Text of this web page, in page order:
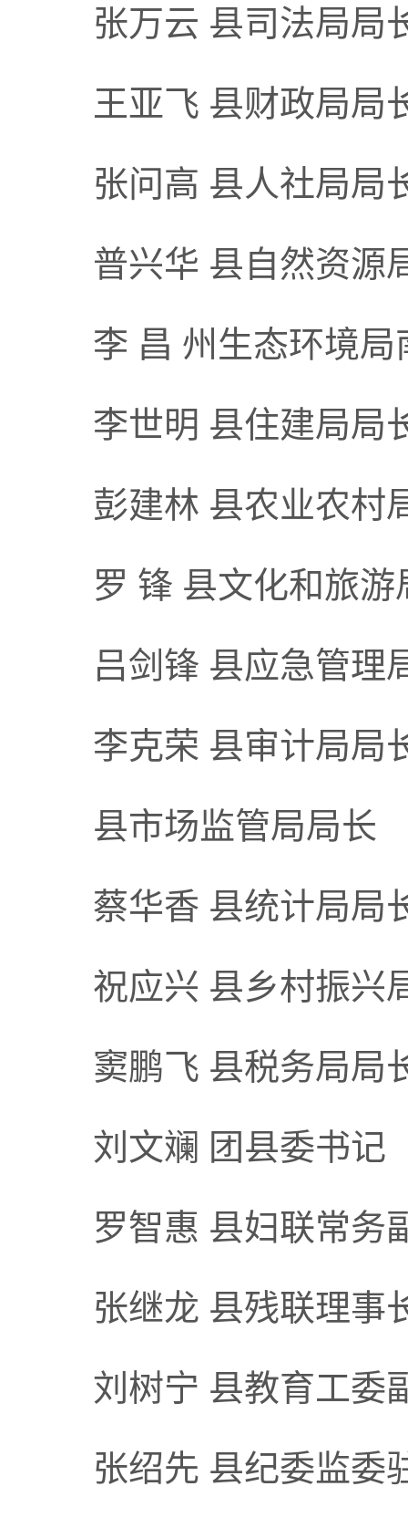
张万云 县司法局局
王亚飞 县财政局局
张问高 县人社局局
普兴华 县自然资源
李 昌 州生态环境
李世明 县住建局局
彭建林 县农业农村
罗 锋 县文化和旅游
吕剑锋 县应急管理
李克荣 县审计局局
县市场监管局局长
蔡华香 县统计局局
祝应兴 县乡村振兴
窦鹏飞 县税务局局
刘文斓 团县委书记
罗智惠 县妇联常务
张继龙 县残联理事
刘树宁 县教育工委
张绍先 县纪委监委